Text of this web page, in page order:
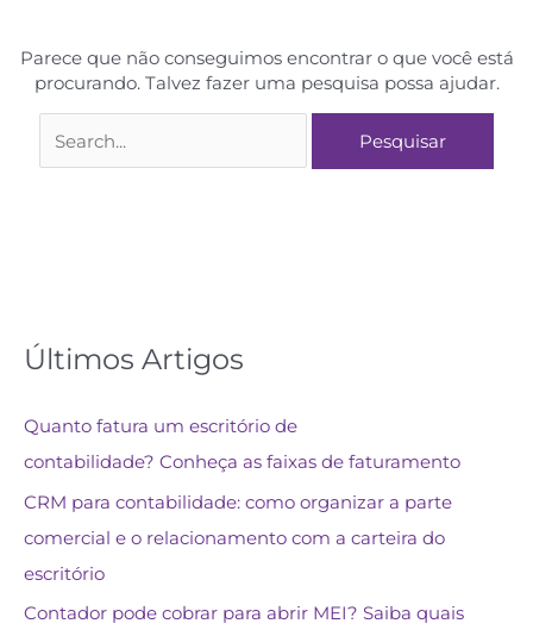
Últimos Artigos
Quanto fatura um escritório de
contabilidade? Conheça as faixas de faturamento
CRM para contabilidade: como organizar a parte
comercial e o relacionamento com a carteira do
escritório
Contador pode cobrar para abrir MEI? Saiba quais
Parece que não conseguimos encontrar o que você está
procurando. Talvez fazer uma pesquisa possa ajudar.